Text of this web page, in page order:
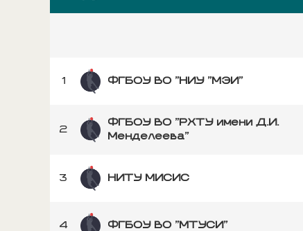
1 ФГБОУ ВО "НИУ "МЭИ"
2
ФГБОУ ВО "РХТУ имени Д.И.
Менделеева"
3 НИТУ МИСИС
4 ФГБОУ ВО "МТУСИ"